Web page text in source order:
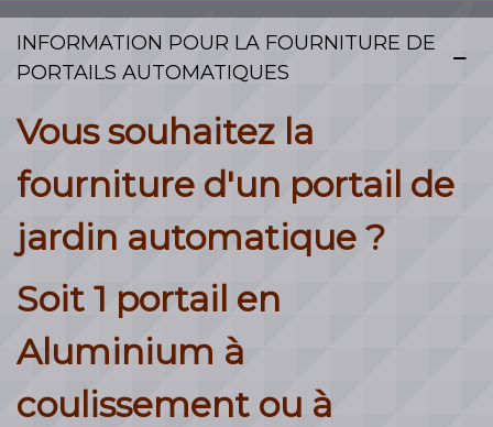
INFORMATION POUR LA FOURNITURE DE
PORTAILS AUTOMATIQUES
Vous souhaitez la
fourniture d'un portail de
jardin automatique ?
Soit 1 portail en
Aluminium à
coulissement ou à